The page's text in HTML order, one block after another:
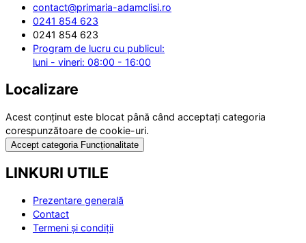
contact@primaria-adamclisi.ro
0241 854 623
0241 854 623
Program de lucru cu publicul:
luni - vineri: 08:00 - 16:00
Localizare
Acest conținut este blocat până când acceptați categoria
corespunzătoare de cookie-uri.
Accept categoria Funcționalitate
LINKURI UTILE
Prezentare generală
Contact
Termeni și condiții